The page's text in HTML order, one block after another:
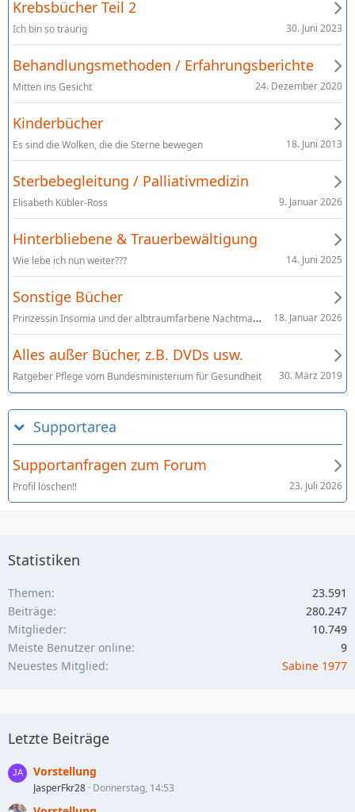
Krebsbücher Teil 2
Ich bin so traurig 30. Juni 2023
Behandlungsmethoden / Erfahrungsberichte
Mitten ins Gesicht 24. Dezember 2020
Kinderbücher
Es sind die Wolken, die die Sterne bewegen 18. Juni 2013
Sterbebegleitung / Palliativmedizin
Elisabeth Kübler-Ross 9. Januar 2026
Hinterbliebene & Trauerbewältigung
Wie lebe ich nun weiter??? 14. Juni 2025
Sonstige Bücher
Prinzessin Insomia und der albtraumfarbene Nachtmahr; Walter Moers, Illustration Lydia Rode 18. Januar 2026
Alles außer Bücher, z.B. DVDs usw.
Ratgeber Pflege vom Bundesministerium für Gesundheit 30. März 2019
Supportarea
Supportanfragen zum Forum
Profil löschen!! 23. Juli 2026
Statistiken
Themen
23.591
Beiträge
280.247
Mitglieder
10.749
Meiste Benutzer online
9
Neuestes Mitglied
Sabine 1977
Letzte Beiträge
Vorstellung
JasperFkr28 Donnerstag, 14:53